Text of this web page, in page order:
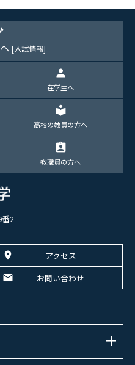
[入試情報]
person
在学生へ
local_library
高校の教員の方へ
assignment_ind
教職員の方へ
2
アクセス
お問い合わせ